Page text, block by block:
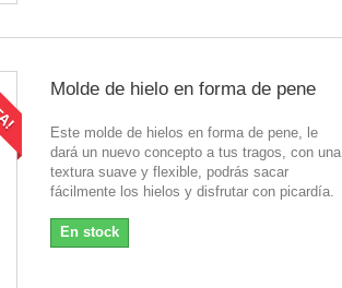
Molde de hielo en forma de pene
Este molde de hielos en forma de pene, le
dará un nuevo concepto a tus tragos, con una
textura suave y flexible, podrás sacar
fácilmente los hielos y disfrutar con picardía.
En stock